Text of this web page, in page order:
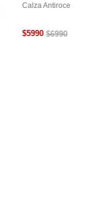
Calza Antiroce
$5990 $6990